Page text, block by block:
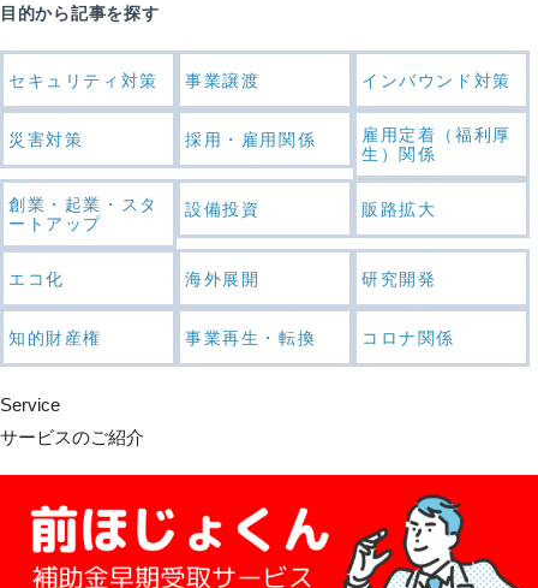
目的から記事を探す
セキュリティ対策 事業譲渡 インバウンド対策
災害対策 採用・雇用関係
雇用定着（福利厚
生）関係
創業・起業・スタ
ートアップ
設備投資 販路拡大
エコ化 海外展開 研究開発
知的財産権 事業再生・転換 コロナ関係
Service
サービスのご紹介